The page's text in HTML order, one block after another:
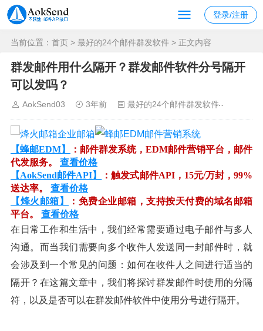
登录/注册
当前位置： 首页 > 最好的24个邮件群发软件 > 正文内容
群发邮件用什么隔开？群发邮件软件分号隔开
可以发吗？
AokSend03 3年前 最好的24个邮件群发软件
【蜂邮EDM】
：邮件群发系统，EDM邮件营销平台，邮件
代发服务。 查看价格
【AokSend邮件API】
：触发式邮件API，15元/万封，99%
送达率。 查看价格
【烽火邮箱】
：免费企业邮箱，支持按天付费的域名邮箱
平台。 查看价格
在日常工作和生活中，我们经常需要通过电子邮件与多人
沟通。而当我们需要向多个收件人发送同一封邮件时，就
会涉及到一个常见的问题：如何在收件人之间进行适当的
隔开？在这篇文章中，我们将探讨群发邮件时使用的分隔
符，以及是否可以在群发邮件软件中使用分号进行隔开。